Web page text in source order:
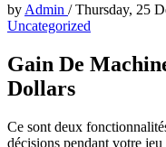
by Admin /Thursday, 25
Uncategorized
Gain De
Dollars
Ce sont deux
décisions pendant votre